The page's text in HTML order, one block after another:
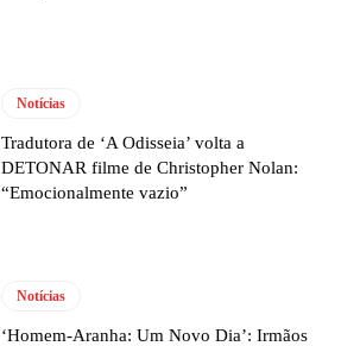
Notícias
Tradutora de ‘A Odisseia’ volta a
DETONAR filme de Christopher Nolan:
“Emocionalmente vazio”
Notícias
‘Homem-Aranha: Um Novo Dia’: Irmãos